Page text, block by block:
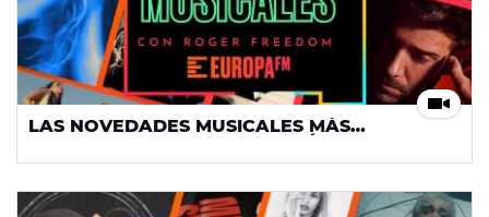
LAS NOVEDADES MUSICALES MÁS
MCRAE, MARLENA Y MÁS